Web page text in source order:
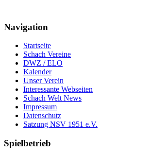
Navigation
Startseite
Schach Vereine
DWZ / ELO
Kalender
Unser Verein
Interessante Webseiten
Schach Welt News
Impressum
Datenschutz
Satzung NSV 1951 e.V.
Spielbetrieb